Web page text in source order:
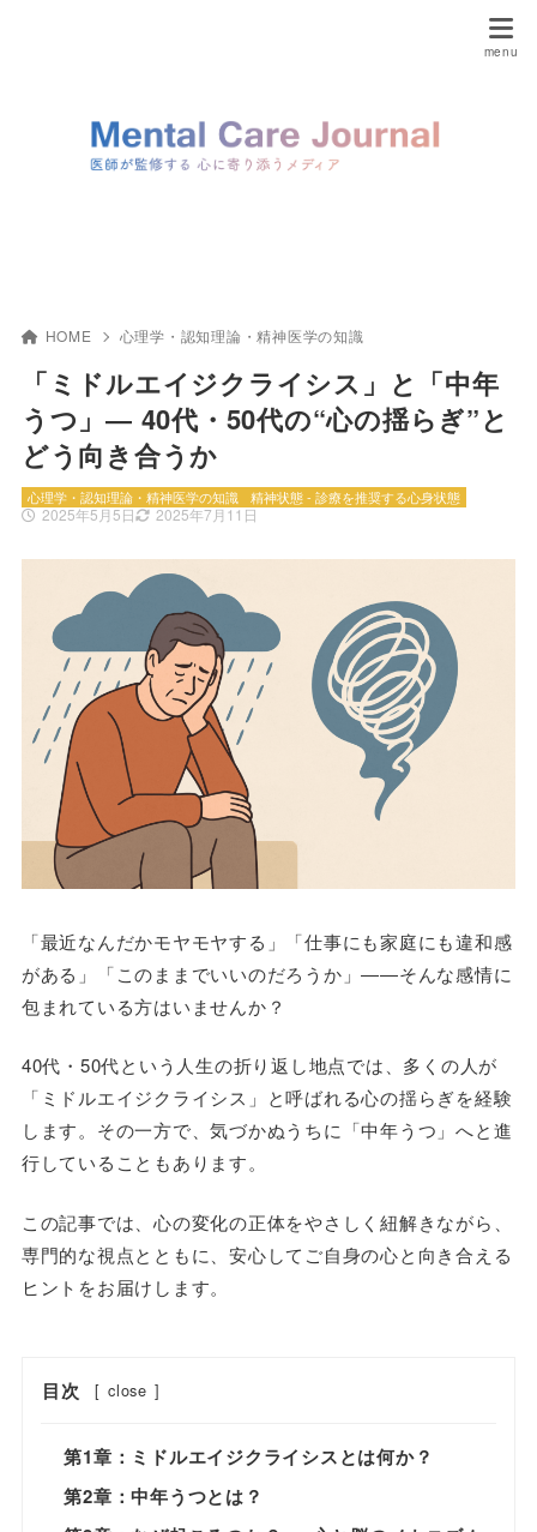
HOME 心理学・認知理論・精神医学の知識
「ミドルエイジクライシス」と「中年
うつ」― 40代・50代の“心の揺らぎ”と
どう向き合うか
2025年5月5日 2025年7月11日
心理学・認知理論・精神医学の知識 精神状態 - 診療を推奨する心身状態
「最近なんだかモヤモヤする」「仕事にも家庭にも違和感
がある」「このままでいいのだろうか」――そんな感情に
包まれている方はいませんか？
40代・50代という人生の折り返し地点では、多くの人が
「ミドルエイジクライシス」と呼ばれる心の揺らぎを経験
します。その一方で、気づかぬうちに「中年うつ」へと進
行していることもあります。
この記事では、心の変化の正体をやさしく紐解きながら、
専門的な視点とともに、安心してご自身の心と向き合える
ヒントをお届けします。
目次 [ close ]
第1章：ミドルエイジクライシスとは何か？
第2章：中年うつとは？